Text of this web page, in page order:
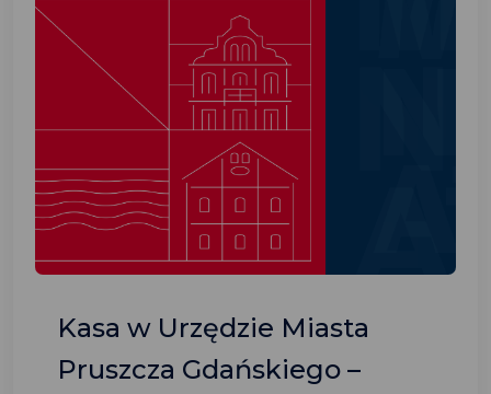
Kasa w Urzędzie Miasta
Pruszcza Gdańskiego –